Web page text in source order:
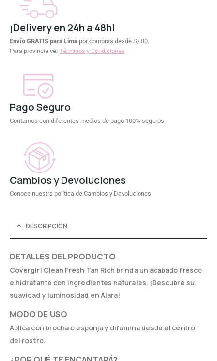
¡Delivery en 24h a 48h!
Envío GRATIS para Lima por compras desde S/ 80.
Para provincia verTérminos y Condiciones
Pago Seguro
Contamos con diferentes medios de pago 100% seguros
Cambios y Devoluciones
Conoce nuestra política de Cambios y Devoluciones
DESCRIPCIÓN
DETALLES DEL PRODUCTO
Covergirl Clean Fresh Tan Rich brinda un acabado fresco
e hidratante con ingredientes naturales. ¡Descubre su
suavidad y luminosidad en Alara!
MODO DE USO
Aplica con brocha o esponja y difumina desde el centro
del rostro.